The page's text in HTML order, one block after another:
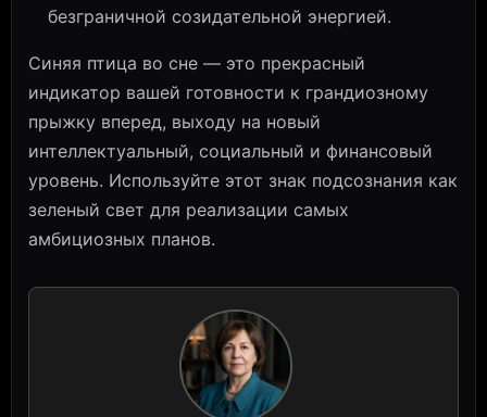
безграничной созидательной энергией.
Синяя птица во сне — это прекрасный
индикатор вашей готовности к грандиозному
прыжку вперед, выходу на новый
интеллектуальный, социальный и финансовый
уровень. Используйте этот знак подсознания как
зеленый свет для реализации самых
амбициозных планов.